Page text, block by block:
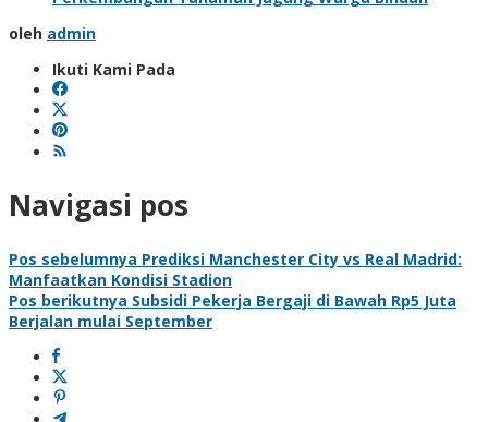
oleh admin
Ikuti Kami Pada
Navigasi pos
Pos sebelumnya Prediksi Manchester City vs Real Madrid:
Manfaatkan Kondisi Stadion
Pos berikutnya Subsidi Pekerja Bergaji di Bawah Rp5 Juta
Berjalan mulai September